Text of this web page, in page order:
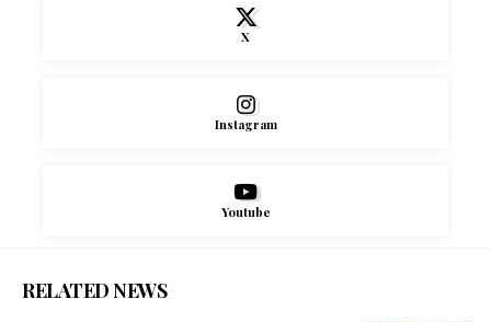
X
Instagram
Youtube
RELATED NEWS